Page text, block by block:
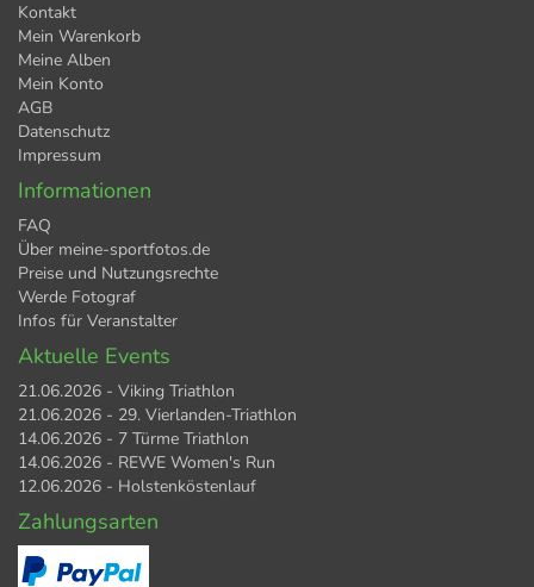
Kontakt
Mein Warenkorb
Meine Alben
Mein Konto
AGB
Datenschutz
Impressum
Informationen
FAQ
Über meine-sportfotos.de
Preise und Nutzungsrechte
Werde Fotograf
Infos für Veranstalter
Aktuelle Events
21.06.2026 - Viking Triathlon
21.06.2026 - 29. Vierlanden-Triathlon
14.06.2026 - 7 Türme Triathlon
14.06.2026 - REWE Women's Run
12.06.2026 - Holstenköstenlauf
Zahlungsarten